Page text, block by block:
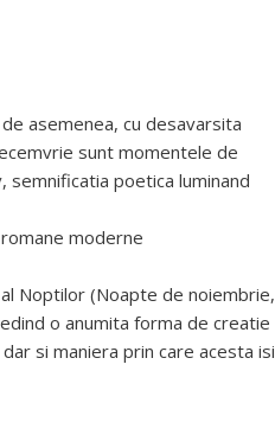
asemenea, cu desavarsita
sunt momentele de
semnificatia poetica luminand
moderne
Noptilor (Noapte de noiembrie,
o anumita forma de creatie
si maniera prin care acesta isi